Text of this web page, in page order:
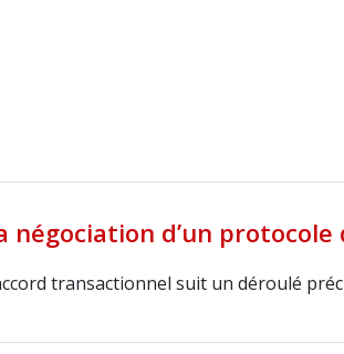
négociation d’un
transactionnel suit un déroulé